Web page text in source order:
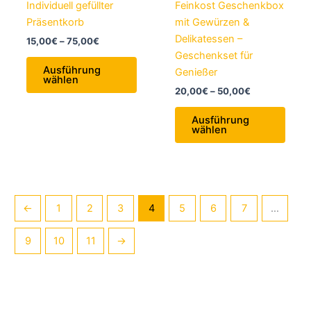
Individuell gefüllter
Präsentkorb
15,00€ –75,00€Preisspanne:
75,00€
Ausführung
wählen
Dieses
weist
können
auf
Feinkost Geschenkbox
mit Gewürzen &
Delikatessen –
Geschenkset für
Genießer
20,00€ – 50,00€Preisspanne:
Ausführung
wählen
weist
auf.
← 1 2 3 4 5 6 7 …
9 10 11 →